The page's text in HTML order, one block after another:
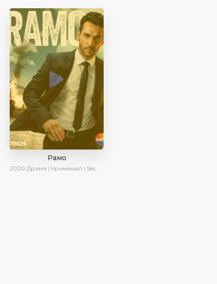
Рамо
2020 Драма | Криминал | SesDizi | Ирина Котова